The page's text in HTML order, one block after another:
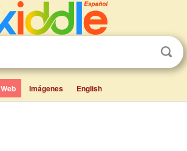
Web Imágenes English